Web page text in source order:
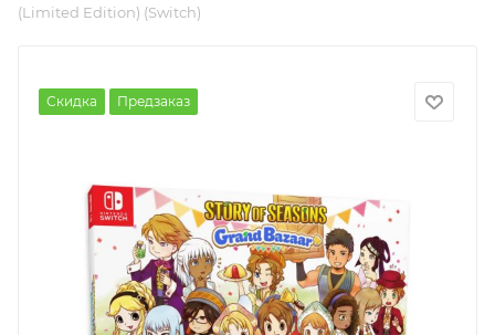
(Limited Edition) (Switch)
Скидка Предзаказ